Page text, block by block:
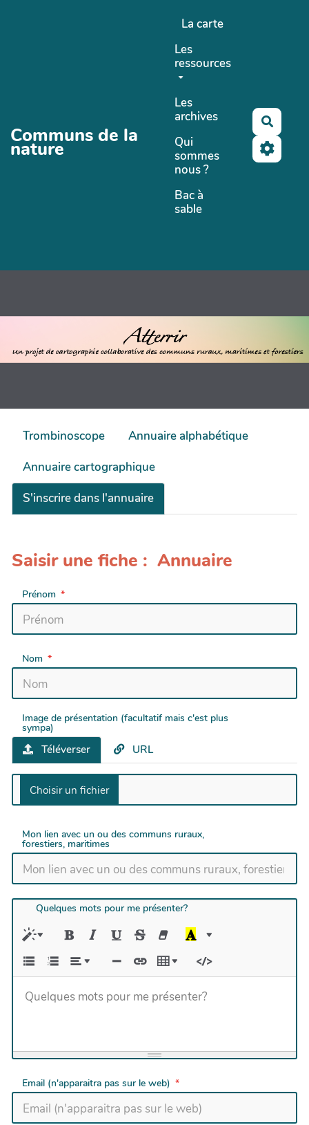
Communs de la
nature
La carte
Les
ressources
Les
archives
Qui
sommes
nous ?
Bac à
sable
Trombinoscope
Annuaire alphabétique
Annuaire cartographique
S'inscrire dans l'annuaire
Saisir une fiche : Annuaire
Prénom
Nom
Image de présentation (facultatif mais c'est plus
sympa)
Téléverser URL
Mon lien avec un ou des communs ruraux,
forestiers, maritimes
Quelques mots pour me présenter?
Quelques mots pour me présenter?
Email (n'apparaitra pas sur le web)